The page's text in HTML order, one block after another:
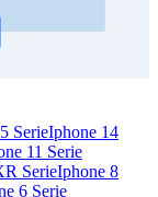
SerieIphone 14
11 Serie
SerieIphone 8
6 Serie